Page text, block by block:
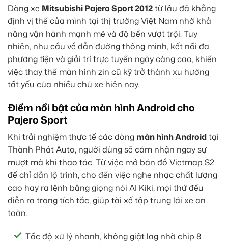
Dòng xe Mitsubishi Pajero Sport 2012từ lâu đã khẳng
định vị thế của mình tại thị trường Việt Nam nhờ khả
năng vận hành mạnh mẽ và độ bền vượt trội. Tuy
nhiên, nhu cầu về dẫn đường thông minh, kết nối đa
phương tiện và giải trí trực tuyến ngày càng cao, khiến
việc thay thế màn hình zin cũ kỹ trở thành xu hướng
tất yếu của nhiều chủ xe hiện nay.
Điểm nổi bật của màn hình Android cho
Pajero Sport
Khi trải nghiệm thực tế các dòng màn hình Androidtại
Thành Phát Auto, người dùng sẽ cảm nhận ngay sự
mượt mà khi thao tác. Từ việc mở bản đồ Vietmap S2
để chỉ dẫn lộ trình, cho đến việc nghe nhạc chất lượng
cao hay ra lệnh bằng giọng nói AI Kiki, mọi thứ đều
diễn ra trong tích tắc, giúp tài xế tập trung lái xe an
toàn.
Tốc độ xử lý nhanh, không giật lag nhờ chip 8